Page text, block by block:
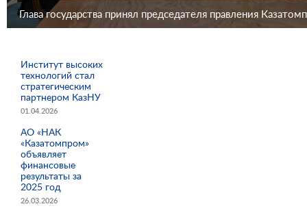
Глава государства принял председателя правления
Институт высоких
технологий стал
стратегическим
партнером КазНУ
01.04.2026
АО «НАК
«Казатомпром»
объявляет
финансовые
результаты за
2025 год
26.03.2026